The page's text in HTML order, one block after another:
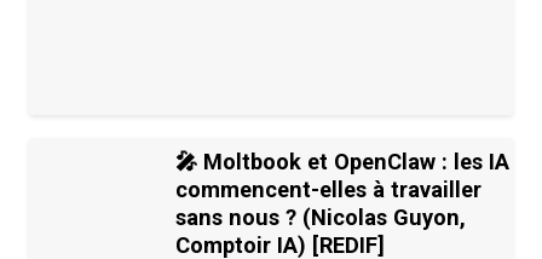
🎤 Moltbook et OpenClaw : les IA
commencent-elles à travailler
sans nous ? (Nicolas Guyon,
Comptoir IA) [REDIF]